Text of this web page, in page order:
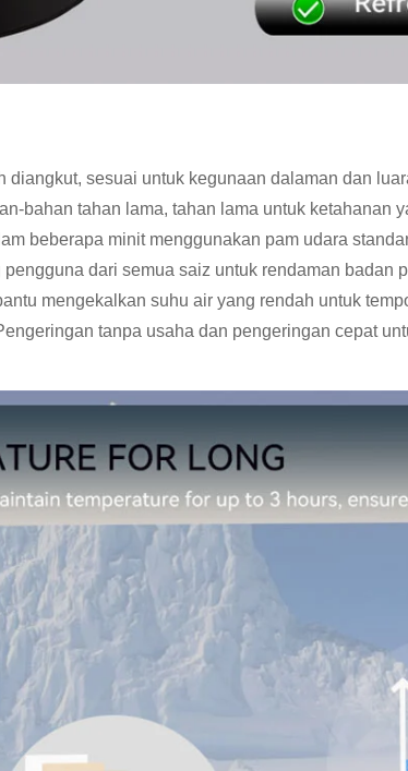
sesuai untuk kegunaan dalaman dan
bahan tahan lama, tahan lama untuk ketahanan
beberapa minit menggunakan pam udara
dari semua saiz untuk rendaman badan
mengekalkan suhu air yang rendah untuk
tanpa usaha dan pengeringan cepat